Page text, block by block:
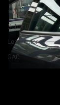
iCAUR
Subaru
Leapmotor
GAC